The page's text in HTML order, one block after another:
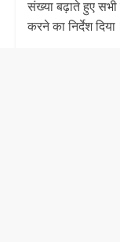
संख्या बढ़ाते हुए सभी
करने का निर्देश दिया।